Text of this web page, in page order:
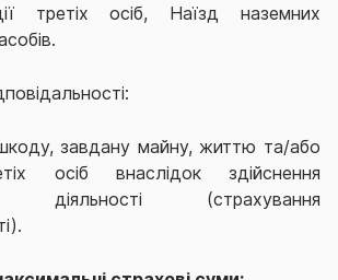
третіх осіб, Наїзд наземних
завдану майну, життю та/або
осіб внаслідок здійснення
діяльності (страхування